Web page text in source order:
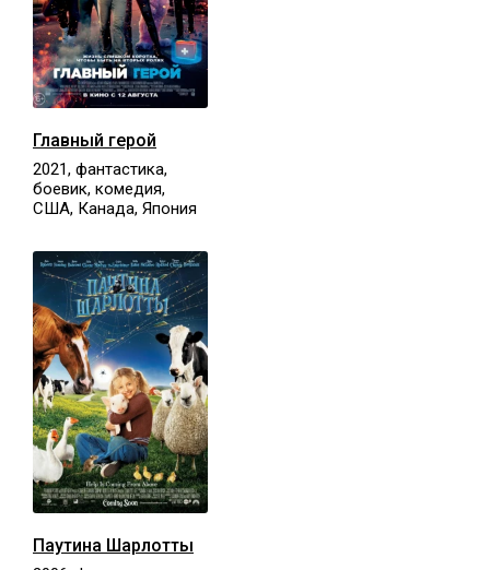
Главный герой
2021, фантастика,
боевик, комедия,
США, Канада, Япония
Паутина Шарлотты